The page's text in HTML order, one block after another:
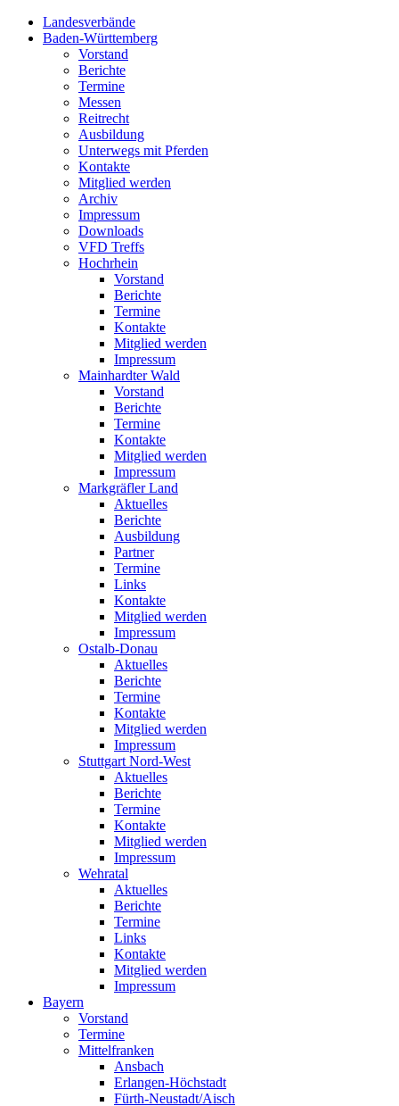
Landesverbände
Baden-Württemberg
Vorstand
Berichte
Termine
Messen
Reitrecht
Ausbildung
Unterwegs mit Pferden
Kontakte
Mitglied werden
Archiv
Impressum
Downloads
VFD Treffs
Hochrhein
Vorstand
Berichte
Termine
Kontakte
Mitglied werden
Impressum
Mainhardter Wald
Vorstand
Berichte
Termine
Kontakte
Mitglied werden
Impressum
Markgräfler Land
Aktuelles
Berichte
Ausbildung
Partner
Termine
Links
Kontakte
Mitglied werden
Impressum
Ostalb-Donau
Aktuelles
Berichte
Termine
Kontakte
Mitglied werden
Impressum
Stuttgart Nord-West
Aktuelles
Berichte
Termine
Kontakte
Mitglied werden
Impressum
Wehratal
Aktuelles
Berichte
Termine
Links
Kontakte
Mitglied werden
Impressum
Bayern
Vorstand
Termine
Mittelfranken
Ansbach
Erlangen-Höchstadt
Fürth-Neustadt/Aisch